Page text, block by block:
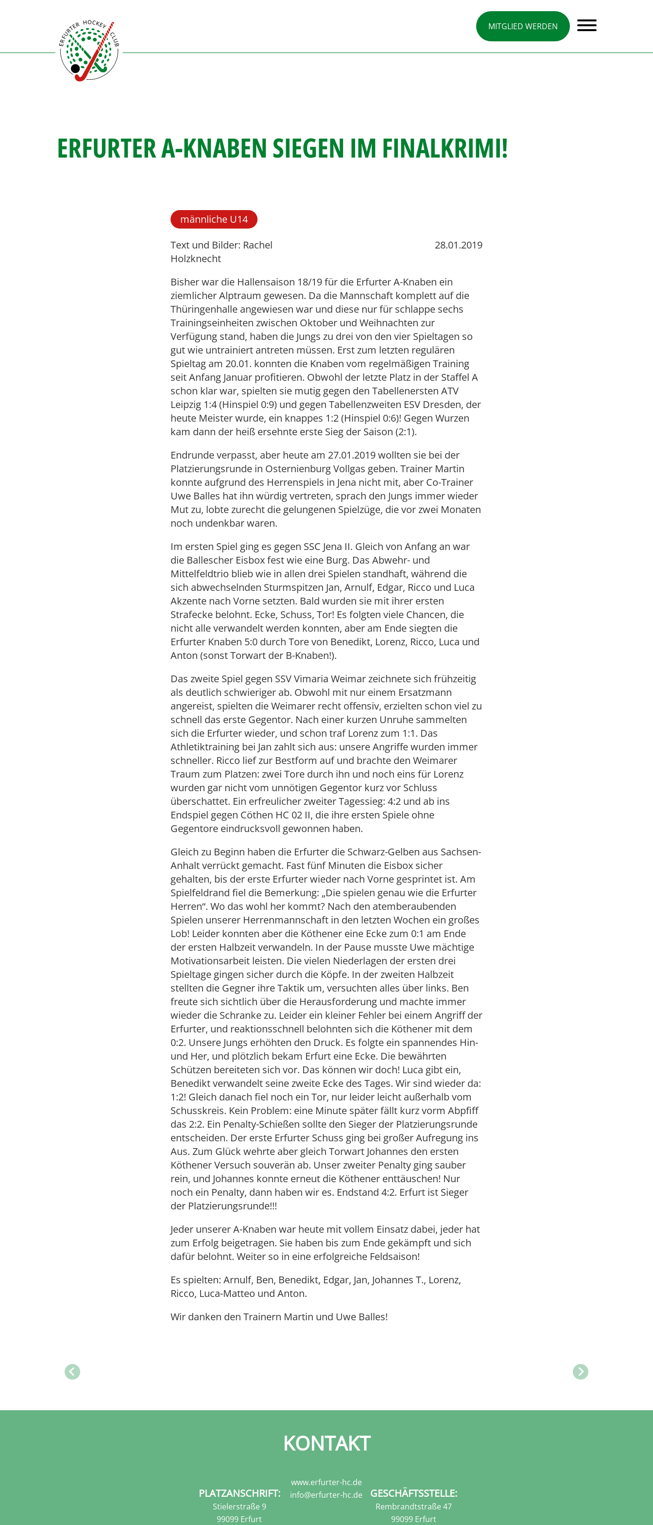
MITGLIED WERDEN
ERFURTER A-KNABEN SIEGEN IM FINALKRIMI!
männliche U14
Text und Bilder: Rachel
Holzknecht
28.01.2019
Bisher war die Hallensaison 18/19 für die Erfurter A-Knaben ein
ziemlicher Alptraum gewesen. Da die Mannschaft komplett auf die
Thüringenhalle angewiesen war und diese nur für schlappe sechs
Trainingseinheiten zwischen Oktober und Weihnachten zur
Verfügung stand, haben die Jungs zu drei von den vier Spieltagen so
gut wie untrainiert antreten müssen. Erst zum letzten regulären
Spieltag am 20.01. konnten die Knaben vom regelmäßigen Training
seit Anfang Januar profitieren. Obwohl der letzte Platz in der Staffel A
schon klar war, spielten sie mutig gegen den Tabellenersten ATV
Leipzig 1:4 (Hinspiel 0:9) und gegen Tabellenzweiten ESV Dresden, der
heute Meister wurde, ein knappes 1:2 (Hinspiel 0:6)! Gegen Wurzen
kam dann der heiß ersehnte erste Sieg der Saison (2:1).
Endrunde verpasst, aber heute am 27.01.2019 wollten sie bei der
Platzierungsrunde in Osternienburg Vollgas geben. Trainer Martin
konnte aufgrund des Herrenspiels in Jena nicht mit, aber Co-Trainer
Uwe Balles hat ihn würdig vertreten, sprach den Jungs immer wieder
Mut zu, lobte zurecht die gelungenen Spielzüge, die vor zwei Monaten
noch undenkbar waren.
Im ersten Spiel ging es gegen SSC Jena II. Gleich von Anfang an war
die Ballescher Eisbox fest wie eine Burg. Das Abwehr- und
Mittelfeldtrio blieb wie in allen drei Spielen standhaft, während die
sich abwechselnden Sturmspitzen Jan, Arnulf, Edgar, Ricco und Luca
Akzente nach Vorne setzten. Bald wurden sie mit ihrer ersten
Strafecke belohnt. Ecke, Schuss, Tor! Es folgten viele Chancen, die
nicht alle verwandelt werden konnten, aber am Ende siegten die
Erfurter Knaben 5:0 durch Tore von Benedikt, Lorenz, Ricco, Luca und
Anton (sonst Torwart der B-Knaben!).
Das zweite Spiel gegen SSV Vimaria Weimar zeichnete sich frühzeitig
als deutlich schwieriger ab. Obwohl mit nur einem Ersatzmann
angereist, spielten die Weimarer recht offensiv, erzielten schon viel zu
schnell das erste Gegentor. Nach einer kurzen Unruhe sammelten
sich die Erfurter wieder, und schon traf Lorenz zum 1:1. Das
Athletiktraining bei Jan zahlt sich aus: unsere Angriffe wurden immer
schneller. Ricco lief zur Bestform auf und brachte den Weimarer
Traum zum Platzen: zwei Tore durch ihn und noch eins für Lorenz
wurden gar nicht vom unnötigen Gegentor kurz vor Schluss
überschattet. Ein erfreulicher zweiter Tagessieg: 4:2 und ab ins
Endspiel gegen Cöthen HC 02 II, die ihre ersten Spiele ohne
Gegentore eindrucksvoll gewonnen haben.
Gleich zu Beginn haben die Erfurter die Schwarz-Gelben aus Sachsen-
Anhalt verrückt gemacht. Fast fünf Minuten die Eisbox sicher
gehalten, bis der erste Erfurter wieder nach Vorne gesprintet ist. Am
Spielfeldrand fiel die Bemerkung: „Die spielen genau wie die Erfurter
Herren“. Wo das wohl her kommt? Nach den atemberaubenden
Spielen unserer Herrenmannschaft in den letzten Wochen ein großes
Lob! Leider konnten aber die Köthener eine Ecke zum 0:1 am Ende
der ersten Halbzeit verwandeln. In der Pause musste Uwe mächtige
Motivationsarbeit leisten. Die vielen Niederlagen der ersten drei
Spieltage gingen sicher durch die Köpfe. In der zweiten Halbzeit
stellten die Gegner ihre Taktik um, versuchten alles über links. Ben
freute sich sichtlich über die Herausforderung und machte immer
wieder die Schranke zu. Leider ein kleiner Fehler bei einem Angriff der
Erfurter, und reaktionsschnell belohnten sich die Köthener mit dem
0:2. Unsere Jungs erhöhten den Druck. Es folgte ein spannendes Hin-
und Her, und plötzlich bekam Erfurt eine Ecke. Die bewährten
Schützen bereiteten sich vor. Das können wir doch! Luca gibt ein,
Benedikt verwandelt seine zweite Ecke des Tages. Wir sind wieder da:
1:2! Gleich danach fiel noch ein Tor, nur leider leicht außerhalb vom
Schusskreis. Kein Problem: eine Minute später fällt kurz vorm Abpfiff
das 2:2. Ein Penalty-Schießen sollte den Sieger der Platzierungsrunde
entscheiden. Der erste Erfurter Schuss ging bei großer Aufregung ins
Aus. Zum Glück wehrte aber gleich Torwart Johannes den ersten
Köthener Versuch souverän ab. Unser zweiter Penalty ging sauber
rein, und Johannes konnte erneut die Köthener enttäuschen! Nur
noch ein Penalty, dann haben wir es. Endstand 4:2. Erfurt ist Sieger
der Platzierungsrunde!!!
Jeder unserer A-Knaben war heute mit vollem Einsatz dabei, jeder hat
zum Erfolg beigetragen. Sie haben bis zum Ende gekämpft und sich
dafür belohnt. Weiter so in eine erfolgreiche Feldsaison!
Es spielten: Arnulf, Ben, Benedikt, Edgar, Jan, Johannes T., Lorenz,
Ricco, Luca-Matteo und Anton.
Wir danken den Trainern Martin und Uwe Balles!
PLATZANSCHRIFT:
Stielerstraße 9
99099 Erfurt
KONTAKT
www.erfurter-hc.de
info@erfurter-hc.de
GESCHÄFTSSTELLE:
Rembrandtstraße 47
99099 Erfurt